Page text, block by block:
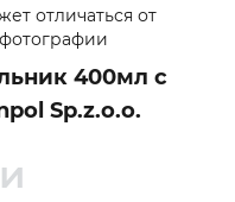
отличаться от
400мл с
Sp.z.o.o.